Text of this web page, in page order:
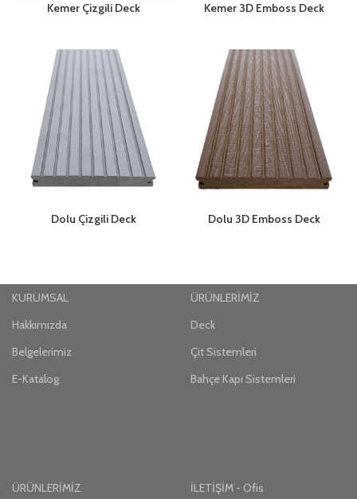
Kemer Çizgili Deck Kemer 3D Emboss Deck
Dolu Çizgili Deck Dolu 3D Emboss Deck
KURUMSAL
Hakkımızda
Belgelerimiz
E-Katalog
ÜRÜNLERİMİZ
Deck
Çit Sistemleri
Bahçe Kapı Sistemleri
ÜRÜNLERİMİZ
İLETİŞİM - Ofis